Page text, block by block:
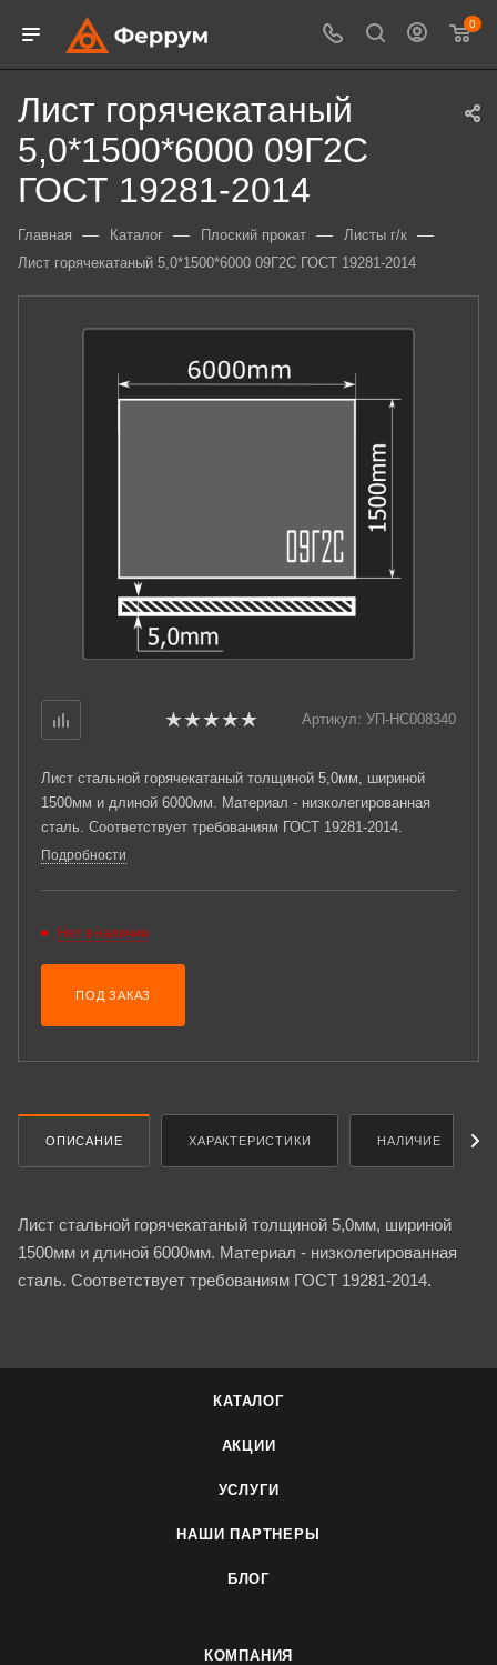
0
Лист горячекатаный
5,0*1500*6000 09Г2С
ГОСТ 19281-2014
Главная — Каталог — Плоский прокат — Листы г/к —
Лист горячекатаный 5,0*1500*6000 09Г2С ГОСТ 19281-2014
Артикул: УП-НС008340
Лист стальной горячекатаный толщиной 5,0мм, шириной
1500мм и длиной 6000мм. Материал - низколегированная
сталь. Соответствует требованиям ГОСТ 19281-2014.
Подробности
Нет в наличии
ПОД ЗАКАЗ
ОПИСАНИЕ ХАРАКТЕРИСТИКИ НАЛИЧИЕ
Лист стальной горячекатаный толщиной 5,0мм, шириной
1500мм и длиной 6000мм. Материал - низколегированная
сталь. Соответствует требованиям ГОСТ 19281-2014.
КАТАЛОГ
АКЦИИ
УСЛУГИ
НАШИ ПАРТНЕРЫ
БЛОГ
КОМПАНИЯ